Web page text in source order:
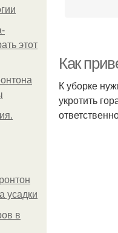
этот
усадки
в
Как
К уборке
укротить